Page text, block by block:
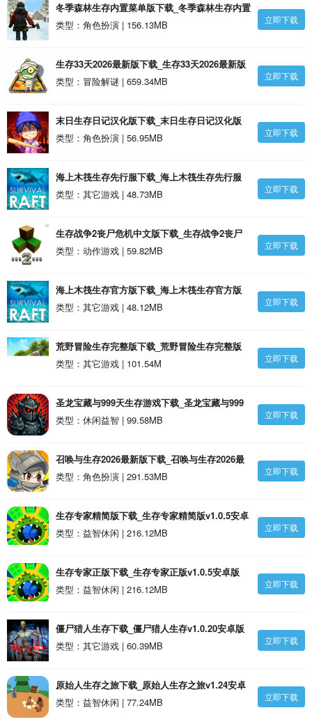
冬季森林生存内置菜单版下载_冬季森林生存内置
菜单版安卓版
类型：角色扮演 | 156.13MB 立即下载
生存33天2026最新版下载_生存33天2026最新版
安卓版
类型：冒险解谜 | 659.34MB 立即下载
末日生存日记汉化版下载_末日生存日记汉化版
1.0安卓版
类型：角色扮演 | 56.95MB 立即下载
海上木筏生存先行服下载_海上木筏生存先行服
v101安卓版
类型：其它游戏 | 48.73MB 立即下载
生存战争2丧尸危机中文版下载_生存战争2丧尸
危机中文版2.2.10.22安卓版
类型：动作游戏 | 59.82MB 立即下载
海上木筏生存官方版下载_海上木筏生存官方版
v100安卓版
类型：其它游戏 | 48.12MB 立即下载
荒野冒险生存完整版下载_荒野冒险生存完整版
v1.0.0安卓版
类型：其它游戏 | 101.54M 立即下载
圣龙宝藏与999天生存游戏下载_圣龙宝藏与999
天生存游戏安卓版
类型：休闲益智 | 99.58MB 立即下载
召唤与生存2026最新版下载_召唤与生存2026最
新版安卓版
类型：角色扮演 | 291.53MB 立即下载
生存专家精简版下载_生存专家精简版v1.0.5安卓
版
类型：益智休闲 | 216.12MB 立即下载
生存专家正版下载_生存专家正版v1.0.5安卓版
类型：益智休闲 | 216.12MB
立即下载
僵尸猎人生存下载_僵尸猎人生存v1.0.20安卓版
类型：其它游戏 | 60.39MB
立即下载
原始人生存之旅下载_原始人生存之旅v1.24安卓
版
类型：益智休闲 | 77.24MB 立即下载